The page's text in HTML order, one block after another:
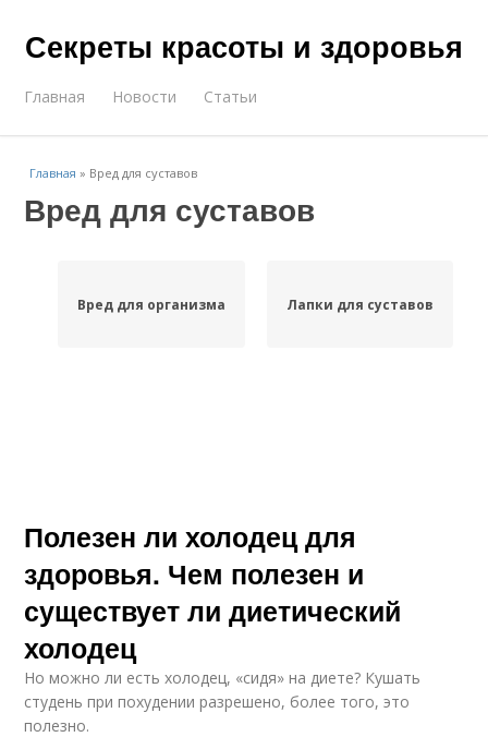
Секреты красоты и здоровья
Главная Новости Статьи
Главная » Вред для суставов
Вред для суставов
Вред для организма Лапки для суставов
Полезен ли холодец для
здоровья. Чем полезен и
существует ли диетический
холодец
Но можно ли есть холодец, «сидя» на диете? Кушать
студень при похудении разрешено, более того, это
полезно.